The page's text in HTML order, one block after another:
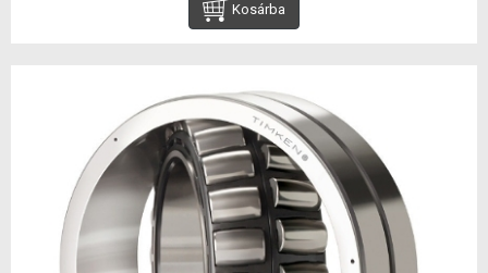
Kosárba